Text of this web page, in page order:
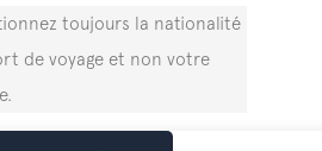
toujours la nationalité
de voyage et non votre